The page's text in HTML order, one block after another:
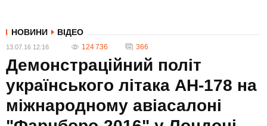
НОВИНИ ВІДЕО
13.07.16 12:16 124 736 366
Демонстраційний політ
українського літака АН-178 на
міжнародному авіасалоні